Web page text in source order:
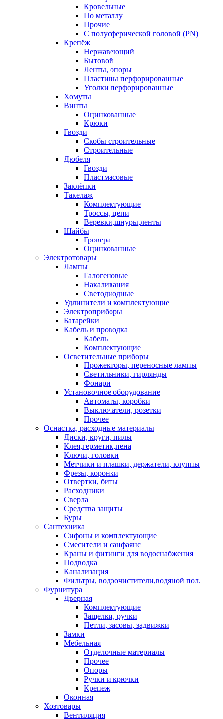
Кровельные
По металлу
Прочие
С полусферической головой (PN)
Крепёж
Нержавеющий
Бытовой
Ленты, опоры
Пластины перфорированные
Уголки перфорированные
Хомуты
Винты
Оцинкованные
Крюки
Гвозди
Скобы строительные
Строительные
Дюбеля
Гвозди
Пластмасовые
Заклёпки
Такелаж
Комплектующие
Троссы, цепи
Веревки,шнуры,ленты
Шайбы
Гровера
Оцинкованные
Электротовары
Лампы
Галогеновые
Накаливания
Светодиодные
Удлинители и комплектующие
Электроприборы
Батарейки
Кабель и проводка
Кабель
Комплектующие
Осветительные приборы
Прожекторы, переносные лампы
Светильники, гирлянды
Фонари
Установочное оборудование
Автоматы, коробки
Выключатели, розетки
Прочее
Оснастка, расходные материалы
Диски, круги, пилы
Клея,герметик,пена
Ключи, головки
Метчики и плашки, держатели, клуппы
Фрезы, коронки
Отвертки, биты
Расходники
Сверла
Средства защиты
Буры
Сантехника
Сифоны и комплектующие
Смесители и санфаянс
Краны и фитинги для водоснабжения
Подводка
Канализация
Фильтры, водоочистители,водяной пол.
Фурнитура
Дверная
Комплектующие
Защелки, ручки
Петли, засовы, задвижки
Замки
Мебельная
Отделочные материалы
Прочее
Опоры
Ручки и крючки
Крепеж
Оконная
Хозтовары
Вентиляция